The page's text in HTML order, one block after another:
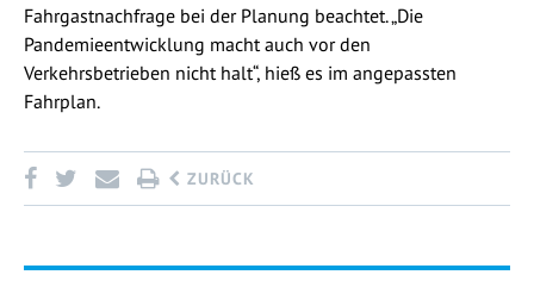
Fahrgastnachfrage bei der Planung beachtet. „Die
Pandemieentwicklung macht auch vor den
Verkehrsbetrieben nicht halt“, hieß es im angepassten
Fahrplan.
ZURÜCK